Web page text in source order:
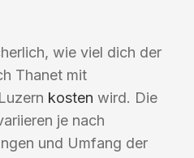
wie viel dich der
Thanet mit
kosten wird. Die
je nach
und Umfang der